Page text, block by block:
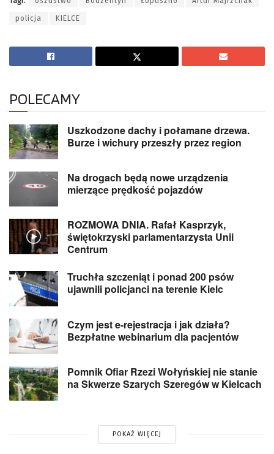
policja KIELCE
POLECAMY
Uszkodzone dachy i połamane drzewa.
Burze i wichury przeszły przez region
Na drogach będą nowe urządzenia
mierzące prędkość pojazdów
ROZMOWA DNIA. Rafał Kasprzyk,
świętokrzyski parlamentarzysta Unii
Centrum
Truchła szczeniąt i ponad 200 psów
ujawnili policjanci na terenie Kielc
Czym jest e-rejestracja i jak działa?
Bezpłatne webinarium dla pacjentów
Pomnik Ofiar Rzezi Wołyńskiej nie stanie
na Skwerze Szarych Szeregów w Kielcach
POKAŻ WIĘCEJ